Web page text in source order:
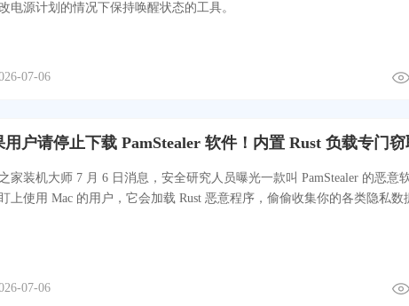
电源计划的情况下保持唤醒状态的工具。
07-06
家装机大师 7 月 6 日消息，安全研究人员曝光一款叫 PamStealer 的恶意
上使用 Mac 的用户，它会加载 Rust 恶意程序，偷偷收集你的各类隐私数
07-06